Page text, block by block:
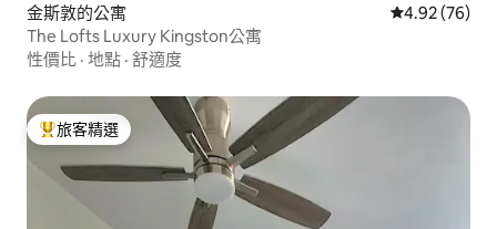
金斯敦的公寓 從 76 則評價
4.92 (76)
The Lofts Luxury Kingston公寓
性價比 · 地點 · 舒適度
旅客精選榜首
旅客精選